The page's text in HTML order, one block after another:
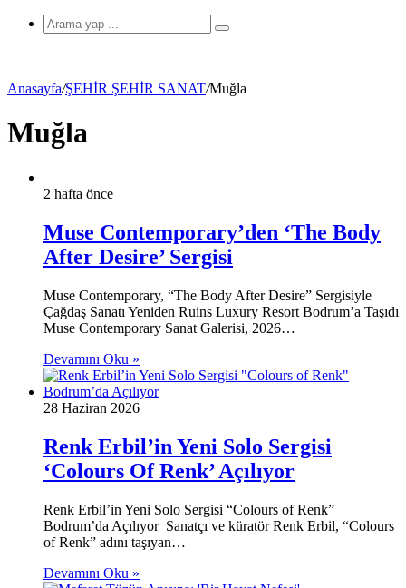
Arama
Anasayfa/ŞEHİR ŞEHİR SANAT/Muğla
Muğla
2 hafta önce
Muse Contemporary’den ‘The Body
After Desire’ Sergisi
Muse Contemporary, “The Body After Desire” Sergisiyle
Çağdaş Sanatı Yeniden Ruins Luxury Resort Bodrum’a Taşıdı
Muse Contemporary Sanat Galerisi, 2026…
Devamını Oku »
28 Haziran 2026
Renk Erbil’in Yeni Solo Sergisi
‘Colours Of Renk’ Açılıyor
Renk Erbil’in Yeni Solo Sergisi “Colours of Renk”
Bodrum’da Açılıyor Sanatçı ve küratör Renk Erbil, “Colours
of Renk” adını taşıyan…
Devamını Oku »